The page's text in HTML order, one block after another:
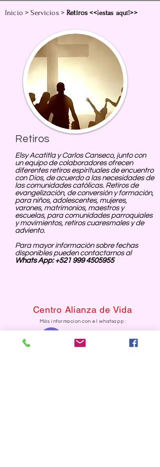
Inicio >Servicios>Retiros <<¡estas aquí!>>
Retiros
Elsy Acatitla y Carlos Canseco, junto con
un equipo de colaboradores ofrecen
diferentes retiros espirituales de encuentro
con Dios, de acuerdo a las necesidades de
las comunidades católicas. Retiros de
evangelización, de conversión y formación,
para niños, adolescentes, mujeres,
varones, matrimonios, maestros y
escuelas, para comunidades parroquiales
y movimientos, retiros cuaresmales y de
adviento.
Para mayor información sobre fechas
disponibles pueden contactarnos al
Whats App:+521 999 4505955
Centro Alianza de Vida
Más informacion con el whatsapp :
+1(682) 772 1958